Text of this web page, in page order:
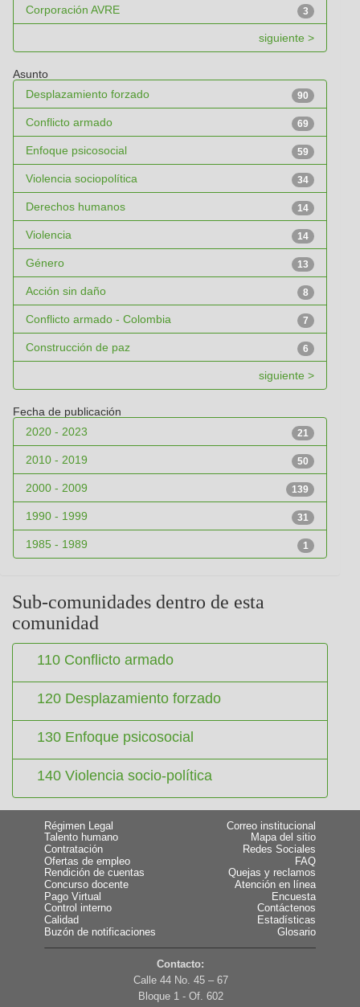
3
Corporación AVRE
siguiente >
Asunto
90
Desplazamiento forzado
69
Conflicto armado
59
Enfoque psicosocial
34
Violencia sociopolítica
14
Derechos humanos
14
Violencia
13
Género
8
Acción sin daño
7
Conflicto armado - Colombia
6
Construcción de paz
siguiente >
Fecha de publicación
21
2020 - 2023
50
2010 - 2019
139
2000 - 2009
31
1990 - 1999
1
1985 - 1989
Sub-comunidades dentro de esta
comunidad
110 Conflicto armado
120 Desplazamiento forzado
130 Enfoque psicosocial
140 Violencia socio-política
Régimen Legal
Talento humano
Contratación
Ofertas de empleo
Rendición de cuentas
Concurso docente
Pago Virtual
Control interno
Calidad
Buzón de notificaciones
Correo institucional
Mapa del sitio
Redes Sociales
FAQ
Quejas y reclamos
Atención en línea
Encuesta
Contáctenos
Estadísticas
Glosario
Contacto:
Calle 44 No. 45 – 67
Bloque 1 - Of. 602